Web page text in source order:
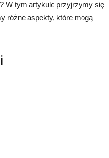
W tym artykule przyjrzymy się
różne aspekty, które mogą